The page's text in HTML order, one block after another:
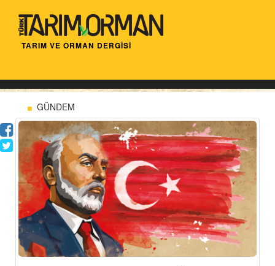
TARIM VE ORMAN DERGİSİ
GÜNDEM